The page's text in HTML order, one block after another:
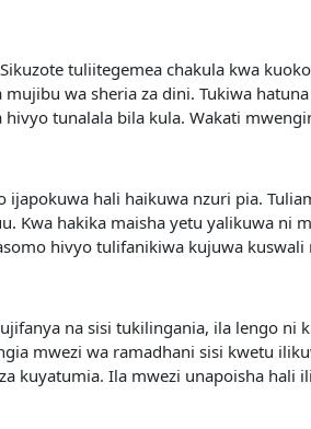
tuliitegemea chakula kwa
wa sheria za dini. Tukiwa
tunalala bila kula. Wakati
hali haikuwa nzuri pia.
Kwa hakika maisha yetu yalikuwa ni
hivyo tulifanikiwa kujuwa kuswali
na sisi tukilingania, ila lengo ni
mwezi wa ramadhani sisi kwetu
kuyatumia. Ila mwezi unapoisha hali